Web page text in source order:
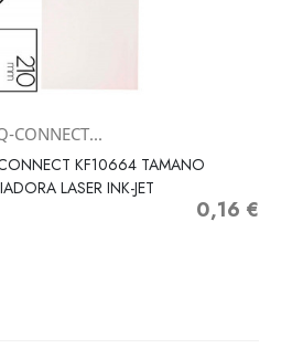
CONNECT...
KF10664 TAMANO
LASER INK-JET
Precio
0,16 €